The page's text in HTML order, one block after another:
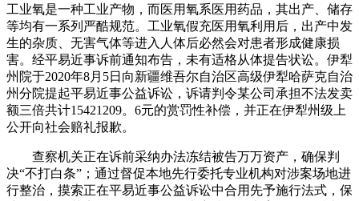
工业氧是一种工业产物，而医用氧系医用药品，其出产、储存
等均有一系列严酷规范。工业氧假充医用氧利用后，出产中发
生的杂质、无害气体等进入人体后必然会对患者形成健康损
害。经平易近事诉前通知布告，未有适格从体提告状讼。伊犁
州院于2020年8月5日向新疆维吾尔自治区高级伊犁哈萨克自治
州分院提起平易近事公益诉讼，诉请判令某公司承担不法发卖
额三倍共计15421209。6元的赏罚性补偿，并正在伊犁州级上
公开向社会赔礼报歉。
查察机关正在诉前采纳办法冻结被告万万资产，确保判
决“不打白条”；通过督促本地先行委托专业机构对涉案场地进
行整治，摸索正在平易近事公益诉讼中合用先予施行法式，保